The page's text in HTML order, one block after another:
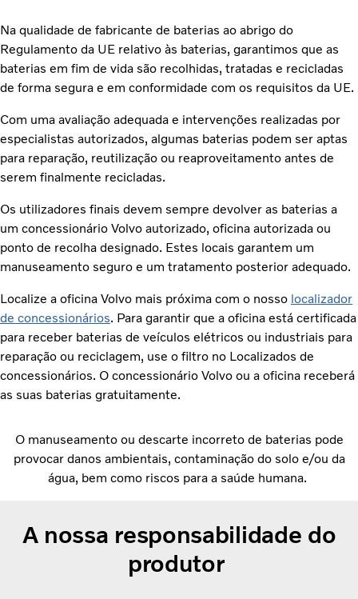
Na qualidade de fabricante de baterias ao abrigo do
Regulamento da UE relativo às baterias, garantimos que as
baterias em fim de vida são recolhidas, tratadas e recicladas
de forma segura e em conformidade com os requisitos da UE.
Com uma avaliação adequada e intervenções realizadas por
especialistas autorizados, algumas baterias podem ser aptas
para reparação, reutilização ou reaproveitamento antes de
serem finalmente recicladas.
Os utilizadores finais devem sempre devolver as baterias a
um concessionário Volvo autorizado, oficina autorizada ou
ponto de recolha designado. Estes locais garantem um
manuseamento seguro e um tratamento posterior adequado.
Localize a oficina Volvo mais próxima com o nosso localizador
de concessionários. Para garantir que a oficina está certificada
para receber baterias de veículos elétricos ou industriais para
reparação ou reciclagem, use o filtro no Localizados de
concessionários. O concessionário Volvo ou a oficina receberá
as suas baterias gratuitamente.
O manuseamento ou descarte incorreto de baterias pode
provocar danos ambientais, contaminação do solo e/ou da
água, bem como riscos para a saúde humana.
A nossa responsabilidade do
produtor